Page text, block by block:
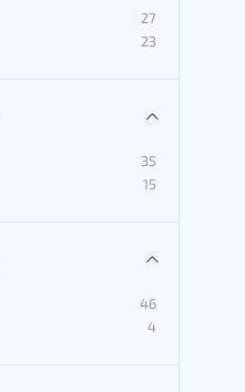
27
23
35
15
46
4